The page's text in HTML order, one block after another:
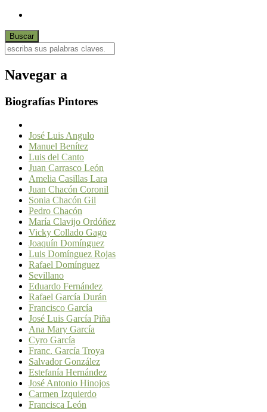
Navegar a
Biografías Pintores
José Luis Angulo
Manuel Benítez
Luis del Canto
Juan Carrasco León
Amelia Casillas Lara
Juan Chacón Coronil
Sonia Chacón Gil
Pedro Chacón
María Clavijo Ordóñez
Vicky Collado Gago
Joaquín Domínguez
Luis Domínguez Rojas
Rafael Domínguez
Sevillano
Eduardo Fernández
Rafael García Durán
Francisco García
José Luis García Piña
Ana Mary García
Cyro García
Franc. García Troya
Salvador González
Estefanía Hernández
José Antonio Hinojos
Carmen Izquierdo
Francisca León